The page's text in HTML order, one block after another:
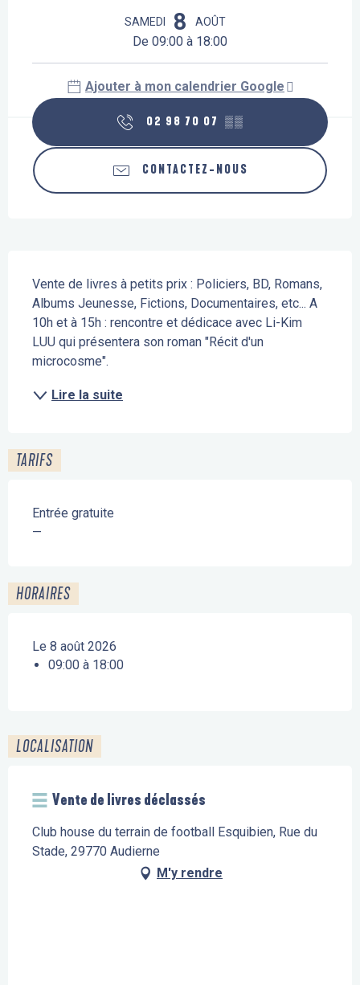
SAMEDI 8 AOÛT
De 09:00 à 18:00
Ajouter à mon calendrier Google
02 98 70 07 ▒▒
CONTACTEZ-NOUS
Vente de livres à petits prix : Policiers, BD, Romans,
Albums Jeunesse, Fictions, Documentaires, etc... A
10h et à 15h : rencontre et dédicace avec Li-Kim
LUU qui présentera son roman "Récit d'un
microcosme".
Lire la suite
TARIFS
Entrée gratuite
—
HORAIRES
Le 8 août 2026
09:00 à 18:00
LOCALISATION
Vente de livres déclassés
Club house du terrain de football Esquibien, Rue du
Stade, 29770 Audierne
M'y rendre